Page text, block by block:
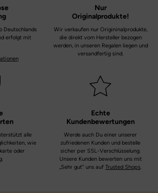
Deutschlands
erfolgt mit
Nur
Originalprodukte!
Wir verkaufen nur Origininalprodukte,
die direkt vom Hersteller bezogen
werden, in unseren Regalen liegen und
versandfertig sind.
alle
wie
oder
Echte
Kundenbewertungen
Werde auch Du einer unserer
zufriedenen Kunden und bestelle
sicher per SSL-Verschlüsselung.
Unsere Kunden bewerten uns mit
„Sehr gut“ uns auf Trusted Shops.